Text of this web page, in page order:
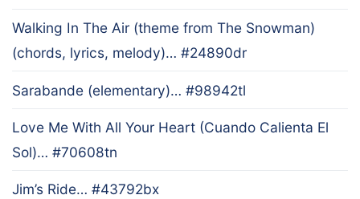
Walking In The Air (theme from The Snowman)
(chords, lyrics, melody)… #24890dr
Sarabande (elementary)… #98942tl
Love Me With All Your Heart (Cuando Calienta El
Sol)… #70608tn
Jim’s Ride… #43792bx